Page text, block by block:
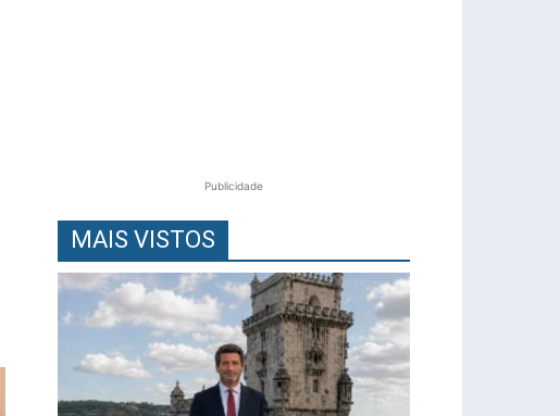
Publicidade
MAIS VISTOS